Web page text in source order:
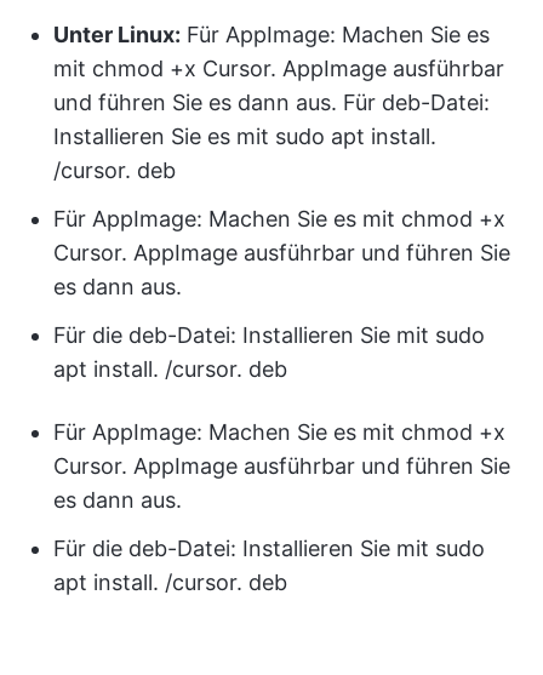
Unter Linux: Für AppImage: Machen Sie es
mit chmod +x Cursor. AppImage ausführbar
und führen Sie es dann aus. Für deb-Datei:
Installieren Sie es mit sudo apt install.
/cursor. deb
Für AppImage: Machen Sie es mit chmod +x
Cursor. AppImage ausführbar und führen Sie
es dann aus.
Für die deb-Datei: Installieren Sie mit sudo
apt install. /cursor. deb
Für AppImage: Machen Sie es mit chmod +x
Cursor. AppImage ausführbar und führen Sie
es dann aus.
Für die deb-Datei: Installieren Sie mit sudo
apt install. /cursor. deb